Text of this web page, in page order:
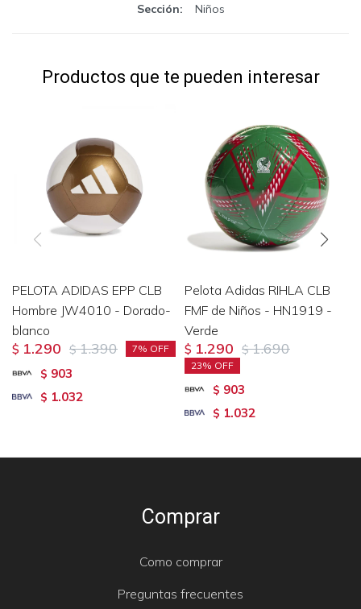
Sección Niños
Productos que te pueden interesar
PELOTA ADIDAS EPP CLB
Hombre JW4010 - Dorado-
blanco
$ 1.290 $ 1.390 7
$ 903
$ 1.032
Pelota Adidas RIHLA CLB
FMF de Niños - HN1919 -
Verde
$ 1.290 $ 1.690
23
$ 903
$ 1.032
Comprar
Como comprar
Preguntas frecuentes